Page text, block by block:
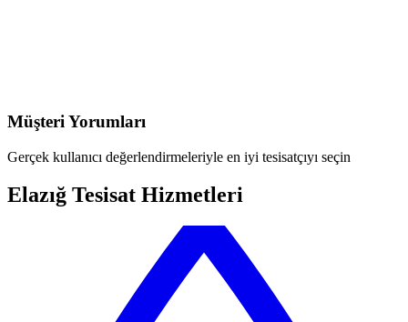
Müşteri Yorumları
Gerçek kullanıcı değerlendirmeleriyle en iyi tesisatçıyı seçin
Elazığ Tesisat Hizmetleri